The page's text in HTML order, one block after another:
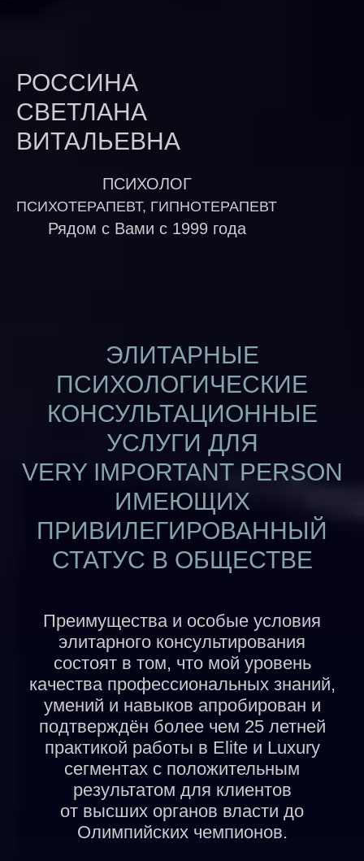
РОССИНА
СВЕТЛАНА
ВИТАЛЬЕВНА
ПСИХОЛОГ
ПСИХОТЕРАПЕВТ, ГИПНОТЕРАПЕВТ
Рядом с Вами с 1999 года
ЭЛИТАРНЫЕ
ПСИХОЛОГИЧЕСКИЕ
КОНСУЛЬТАЦИОННЫЕ
УСЛУГИ ДЛЯ
VERY IMPORTANT PERSON
ИМЕЮЩИХ
ПРИВИЛЕГИРОВАННЫЙ
СТАТУС В ОБЩЕСТВЕ
Преимущества и особые условия
элитарного консультирования
состоят в том, что мой уровень
качества профессиональных знаний,
умений и навыков апробирован и
подтверждён более чем 25 летней
практикой работы в Elite и Luxury
сегментах с положительным
результатом для клиентов
от высших органов власти до
Олимпийских чемпионов.